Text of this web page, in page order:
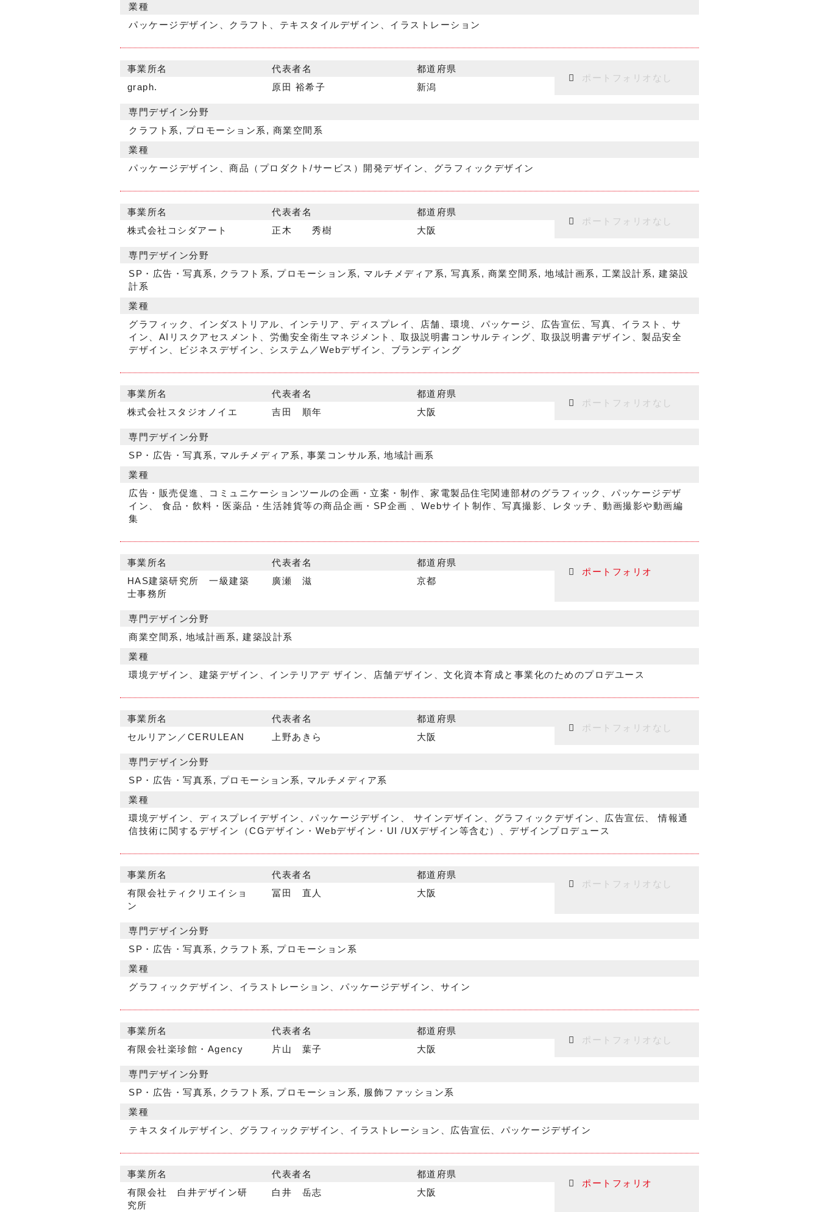
業種
パッケージデザイン、クラフト、テキスタイルデザイン、イラストレーション
事業所名
graph.
代表者名
原田 裕希子
都道府県
新潟
ポートフォリオなし
専門デザイン分野
クラフト系, プロモーション系, 商業空間系
業種
パッケージデザイン、商品（プロダクト/サービス）開発デザイン、グラフィックデザイン
事業所名
株式会社コシダアート
代表者名
正木 秀樹
都道府県
大阪
ポートフォリオなし
専門デザイン分野
SP・広告・写真系, クラフト系, プロモーション系, マルチメディア系, 写真系, 商業空間系, 地域計画系, 工業設計系, 建築設
計系
業種
グラフィック、インダストリアル、インテリア、ディスプレイ、店舗、環境、パッケージ、広告宣伝、写真、イラスト、サ
イン、AIリスクアセスメント、労働安全衛生マネジメント、取扱説明書コンサルティング、取扱説明書デザイン、製品安全
デザイン、ビジネスデザイン、システム／Webデザイン、ブランディング
事業所名
株式会社スタジオノイエ
代表者名
吉田 順年
都道府県
大阪
ポートフォリオなし
専門デザイン分野
SP・広告・写真系, マルチメディア系, 事業コンサル系, 地域計画系
業種
広告・販売促進、コミュニケーションツールの企画・立案・制作、家電製品住宅関連部材のグラフィック、パッケージデザ
イン、 食品・飲料・医薬品・生活雑貨等の商品企画・SP企画 、Webサイト制作、写真撮影、レタッチ、動画撮影や動画編
集
事業所名
HAS建築研究所 一級建築
士事務所
代表者名
廣瀬 滋
都道府県
京都
ポートフォリオ
専門デザイン分野
商業空間系, 地域計画系, 建築設計系
業種
環境デザイン、建築デザイン、インテリアデ ザイン、店舗デザイン、文化資本育成と事業化のためのプロデユース
事業所名
セルリアン／CERULEAN
代表者名
上野あきら
都道府県
大阪
ポートフォリオなし
専門デザイン分野
SP・広告・写真系, プロモーション系, マルチメディア系
業種
環境デザイン、ディスプレイデザイン、パッケージデザイン、 サインデザイン、グラフィックデザイン、広告宣伝、 情報通
信技術に関するデザイン（CGデザイン・Webデザイン・UI /UXデザイン等含む）、デザインプロデュース
事業所名
有限会社ティクリエイショ
ン
代表者名
冨田 直人
都道府県
大阪
ポートフォリオなし
専門デザイン分野
SP・広告・写真系, クラフト系, プロモーション系
業種
グラフィックデザイン、イラストレーション、パッケージデザイン、サイン
事業所名
有限会社楽珍館・Agency
代表者名
片山 葉子
都道府県
大阪
ポートフォリオなし
専門デザイン分野
SP・広告・写真系, クラフト系, プロモーション系, 服飾ファッション系
業種
テキスタイルデザイン、グラフィックデザイン、イラストレーション、広告宣伝、パッケージデザイン
事業所名
有限会社 白井デザイン研
究所
代表者名
白井 岳志
都道府県
大阪
ポートフォリオ